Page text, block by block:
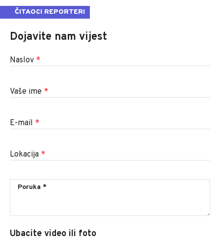
ČITAOCI REPORTERI
Dojavite nam vijest
Naslov *
Vaše ime *
E-mail *
Lokacija *
Ubacite video ili foto